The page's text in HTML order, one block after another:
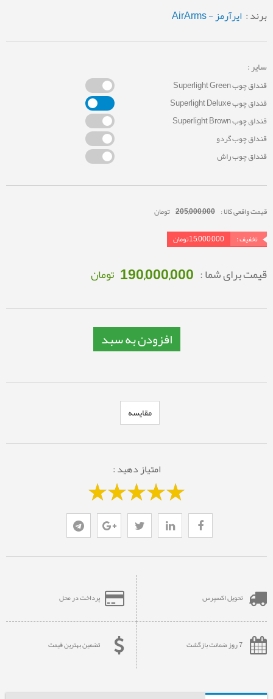
برند : ایرآرمز - AirArms
سایر :
قنداق چوب Superlight Green
قنداق چوب Superlight Deluxe
قنداق چوب Superlight Brown
قنداق چوب گردو
قنداق چوب راش
قیمت واقعی کالا : 205,000,000 تومان
تخفیف :
15,000,000تومان
قیمت برای شما : 190,000,000 تومان
افزودن به سبد
مقایسه
امتیاز دهید :
تحویل اکسپرس پرداخت در محل
7 روز ضمانت بازگشت تضمین بهترین قیمت